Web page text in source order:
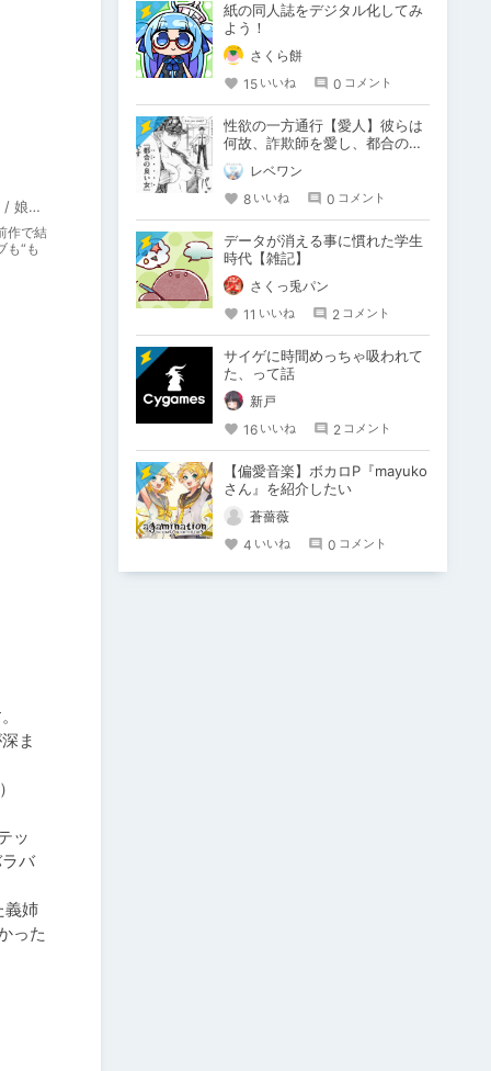
インターハート / Candy Soft / ぐみそふと / はちみつそふと / REAL / DarknessPot / 娘。 / しばそふと / DESSERT Soft / カカオ / ういろうそふと / ましゅまろそふと
作で結
も“も
ま
ッ
バ
義姉
った
紙の同人誌をデジタル化してみ
よう！
さくら餅
15 いいね 0 コメント
性欲の一方通行【愛人】彼らは
何故、詐欺師を愛し、都合の良
い肉便器を甘受してしまうの
か？レベワン
8 いいね 0 コメント
データが消える事に慣れた学生
時代【雑記】
さくっ兎パン
11 いいね 2 コメント
サイゲに時間めっちゃ吸われて
た、って話
新戸
16 いいね 2 コメント
【偏愛音楽】ボカロP『mayuko
さん』を紹介したい
蒼薔薇
4 いいね 0 コメント